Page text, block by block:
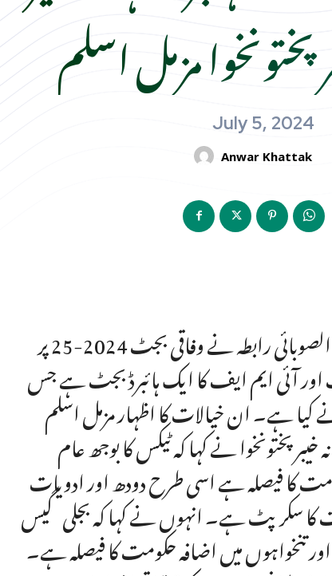
مزمل اسلم
July 5, 2024
Anwar Khattak
وزیر اعلیٰ خیبر پختونخوا کے مشیر برائے خزانہ مزمل اسلم و بین الصوبائی رابطہ نے وفاقی بجٹ 2024-25 پر
کہا ہے کہ وفاقی بجٹ 2024-25 حکومت اور آئی ایم ایف کا ایک ہائبرڈ بجٹ ہے جس
کیا ہے۔ ان خیالات کا اظہار مزمل اسلم
نے کہا کہ ٹیکس کا بوجھ عام
کا فیصلہ ہے اسی طرح دودھ اور ادویات
کا سکرپٹ ہے۔ انہوں نے کہا کہ بجلی گیس
تنخواہوں میں اضافہ حکومت کا فیصلہ ہے۔